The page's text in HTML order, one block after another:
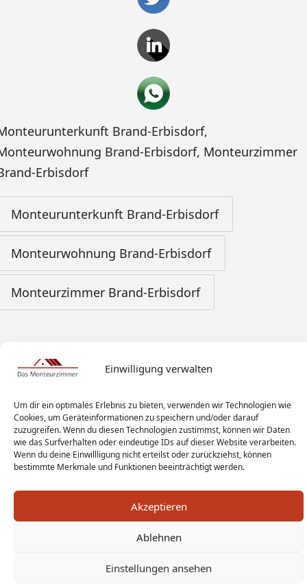
Einwilligung verwalten
Um dir ein optimales Erlebnis zu bieten, verwenden wir Technologien wie
Cookies, um Geräteinformationen zu speichern und/oder darauf
zuzugreifen. Wenn du diesen Technologien zustimmst, können wir Daten
wie das Surfverhalten oder eindeutige IDs auf dieser Website verarbeiten.
Wenn du deine Einwillligung nicht erteilst oder zurückziehst, können
bestimmte Merkmale und Funktionen beeinträchtigt werden.
Akzeptieren
Ablehnen
Einstellungen ansehen
Brand-Erbisdorf,
Brand-Erbisdorf, Monteurzimmer
Erbisdorf
Monteurunterkunft Brand-Erbisdorf
Monteurwohnung Brand-Erbisdorf
Monteurzimmer Brand-Erbisdorf
Impressum